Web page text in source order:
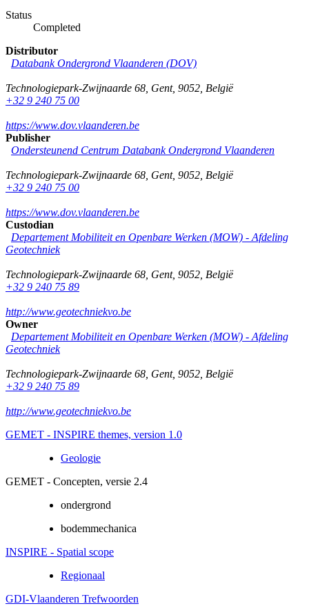
Status
Completed
Distributor
Databank Ondergrond Vlaanderen (DOV)
Technologiepark-Zwijnaarde 68 Gent, 9052 België
+32 9 240 75 00
https://www.dov.vlaanderen.be
Publisher
Ondersteunend Centrum Databank Ondergrond Vlaanderen
Technologiepark-Zwijnaarde 68 Gent, 9052 België
+32 9 240 75 00
https://www.dov.vlaanderen.be
Custodian
Departement Mobiliteit en Openbare Werken (MOW) - Afdeling
Geotechniek
Technologiepark-Zwijnaarde 68 Gent, 9052 België
+32 9 240 75 89
http://www.geotechniekvo.be
Owner
Departement Mobiliteit en Openbare Werken (MOW) - Afdeling
Geotechniek
Technologiepark-Zwijnaarde 68 Gent, 9052 België
+32 9 240 75 89
http://www.geotechniekvo.be
GEMET - INSPIRE themes, version 1.0
Geologie
GEMET - Concepten, versie 2.4
ondergrond
bodemmechanica
INSPIRE - Spatial scope
Regionaal
GDI-Vlaanderen Trefwoorden